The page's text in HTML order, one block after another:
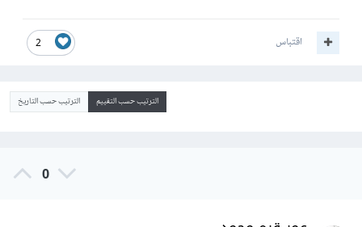
2 اقتباس
الترتيب حسب التقييم الترتيب حسب التاريخ
0